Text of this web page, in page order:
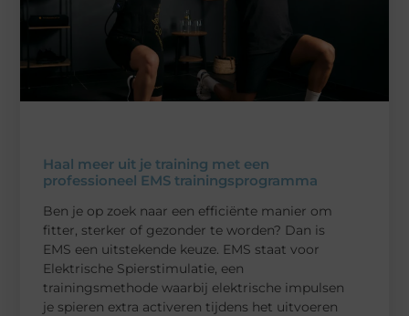
Haal meer uit je training met een
professioneel EMS trainingsprogramma
Ben je op zoek naar een efficiënte manier om
fitter, sterker of gezonder te worden? Dan is
EMS een uitstekende keuze. EMS staat voor
Elektrische Spierstimulatie, een
trainingsmethode waarbij elektrische impulsen
je spieren extra activeren tijdens het uitvoeren